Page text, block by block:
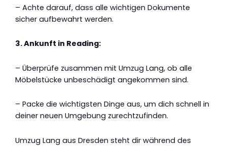
– Achte darauf, dass alle wichtigen Dokumente
sicher aufbewahrt werden.
3. Ankunft in Reading:
– Überprüfe zusammen mit Umzug Lang, ob alle
Möbelstücke unbeschädigt angekommen sind.
– Packe die wichtigsten Dinge aus, um dich schnell in
deiner neuen Umgebung zurechtzufinden.
Umzug Lang aus Dresden steht dir während des